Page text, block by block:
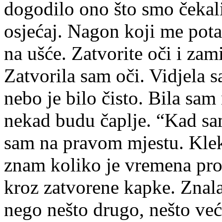
dogodilo ono što smo
osjećaj. Nagon koji me
na ušće. Zatvorite oči i
Zatvorila sam oči. Vidjela
nebo je bilo čisto. Bila
nekad budu čaplje. “Kad
sam na pravom mjestu.
znam koliko je vremena
kroz zatvorene kapke.
nego nešto drugo, nešto